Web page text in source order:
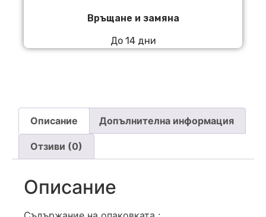
Връщане и замяна
До 14 дни
Описание Допълнителна информация
Отзиви (0)
Описание